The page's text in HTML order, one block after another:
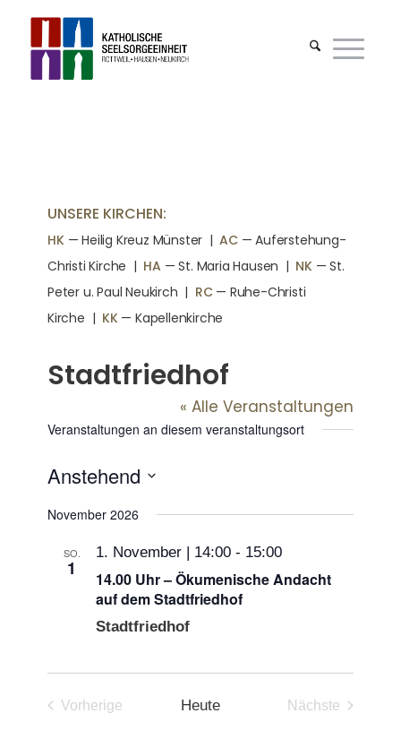
UNSERE KIRCHEN:
HK— Heilig Kreuz Münster |AC— Auferstehung-
Christi Kirche | HA — St. Maria Hausen | NK— St.
Peter u. Paul Neukirch | RC— Ruhe-Christi
Kirche | KK— Kapellenkirche
Stadtfriedhof
« Alle Veranstaltungen
Veranstaltungen an diesem veranstaltungsort
Anstehend
November 2026
SO.
1
1. November | 14:00 - 15:00
14.00 Uhr – Ökumenische Andacht
auf dem Stadtfriedhof
Stadtfriedhof
Vorherige
Heute
Nächste